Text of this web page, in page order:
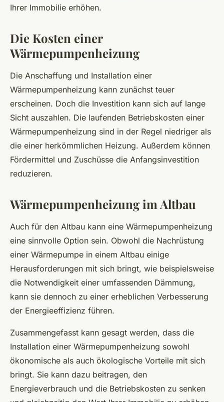
Ihrer Immobilie erhöhen.
Die Kosten einer
Wärmepumpenheizung
Die Anschaffung und Installation einer
Wärmepumpenheizung kann zunächst teuer
erscheinen. Doch die Investition kann sich auf lange
Sicht auszahlen. Die laufenden Betriebskosten einer
Wärmepumpenheizung sind in der Regel niedriger als
die einer herkömmlichen Heizung. Außerdem können
Fördermittel und Zuschüsse die Anfangsinvestition
reduzieren.
Wärmepumpenheizung im Altbau
Auch für den Altbau kann eine Wärmepumpenheizung
eine sinnvolle Option sein. Obwohl die Nachrüstung
einer Wärmepumpe in einem Altbau einige
Herausforderungen mit sich bringt, wie beispielsweise
die Notwendigkeit einer umfassenden Dämmung,
kann sie dennoch zu einer erheblichen Verbesserung
der Energieeffizienz führen.
Zusammengefasst kann gesagt werden, dass die
Installation einer Wärmepumpenheizung sowohl
ökonomische als auch ökologische Vorteile mit sich
bringt. Sie kann dazu beitragen, den
Energieverbrauch und die Betriebskosten zu senken